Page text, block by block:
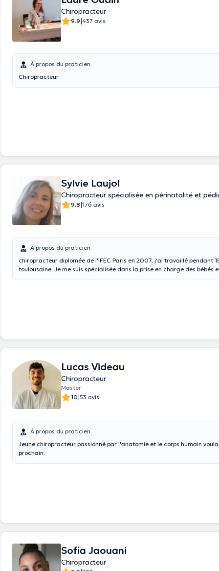
DRY NEEDLING
Chiropracteur
9.9|437 avis
À propos du praticien
Chiropracteur
Sylvie Laujol
Chiropracteur spécialisée en périnatalité et
9.8|176 avis
À propos du praticien
chiropracteur diplomée de l'IFEC Paris en 2007, j'ai travaillé pendant
toulousaine. Je me suis spécialisée dans la prise en charge des bébés et des femmes
Lucas Videau
Chiropracteur
Master
10|53 avis
À propos du praticien
Jeune chiropracteur passionné par l'anatomie et le corps humain
prochain.
Sofia Jaouani
Chiropracteur